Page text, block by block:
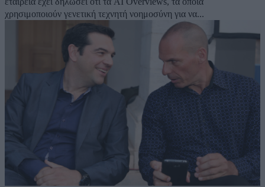
χρησιμοποιούν γενετική τεχνητή νοημοσύνη για να...